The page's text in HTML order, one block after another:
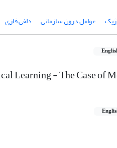
عوامل درون سازمانی دلفی فازی
Learning - The Case of